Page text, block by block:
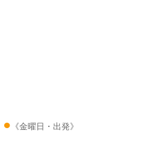
● 《金曜日・出発》